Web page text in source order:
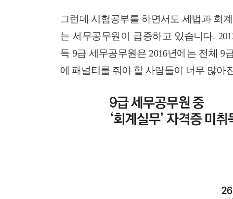
그런데 시험공부를 하면서도 세법과 회
는 세무공무원이 급증하고 있습니다.
득 9급 세무공무원은 2016년에는 전체 9
에 패널티를 줘야 할 사람들이 너무 많아